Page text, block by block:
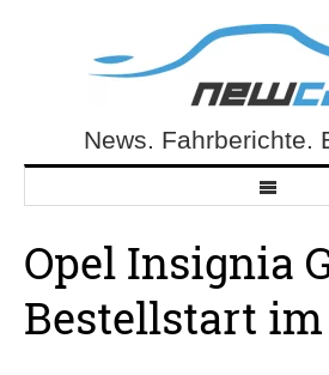
NewCarz.deNews. Fahrberichte.
Opel Insignia
Bestellstart